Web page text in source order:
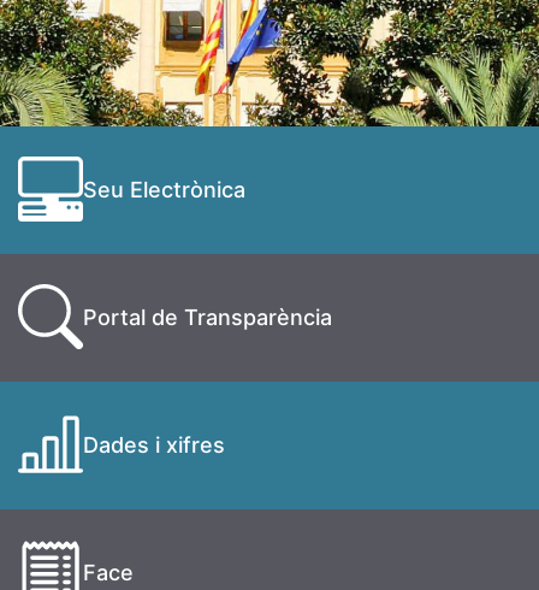
Seu Electrònica
Portal de Transparència
Dades i xifres
Face